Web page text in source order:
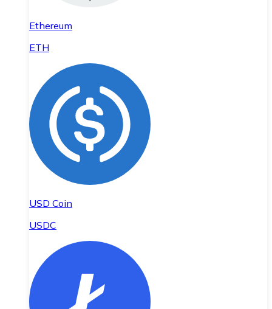
Ethereum
ETH
USD Coin
USDC